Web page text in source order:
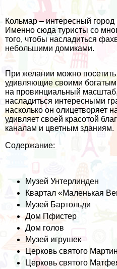
Кольмар – интересный
Именно сюда туристы со
того, чтобы насладиться
небольшими домиками.
При желании можно
удивляющие своими
на провинциальный
насладиться интересными
насколько он олицетворяет
удивляет своей красотой
каналам и цветным зданиям.
Содержание:
Музей Унтерлинден
Квартал «Маленькая
Музей Бартольди
Дом Пфистер
Дом голов
Музей игрушек
Церковь святого
Церковь святого